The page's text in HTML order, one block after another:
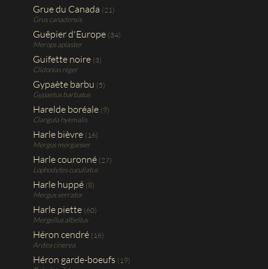
Grue du Canada (21)
Grus canadensis
Guêpier d'Europe (34)
Merops apiaster
Guifette noire (3)
Clidonias niger
Gypaète barbu (5)
Gypaetus barbatus
Harelde boréale (9)
Clangula hyemalis
Harle bièvre (16)
Mergus merganser
Harle couronné (27)
Lophodytes cucullatus
Harle huppé (8)
Mergus serrator
Harle piette (60)
Mergellus albellus
Héron cendré (16)
Ardea cinerea
Héron garde-boeufs (19)